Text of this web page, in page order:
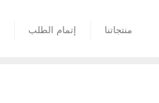
منتجاتنا إتمام الطلب